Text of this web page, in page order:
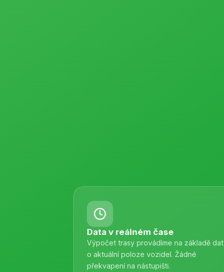
Data v reálném čase
Výpočet trasy provádíme na základě dat
o aktuální poloze vozidel. Žádné
překvapení na nástupišti.